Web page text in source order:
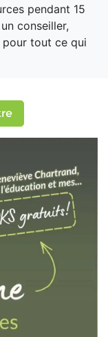
pendant 15
conseiller,
tout ce qui